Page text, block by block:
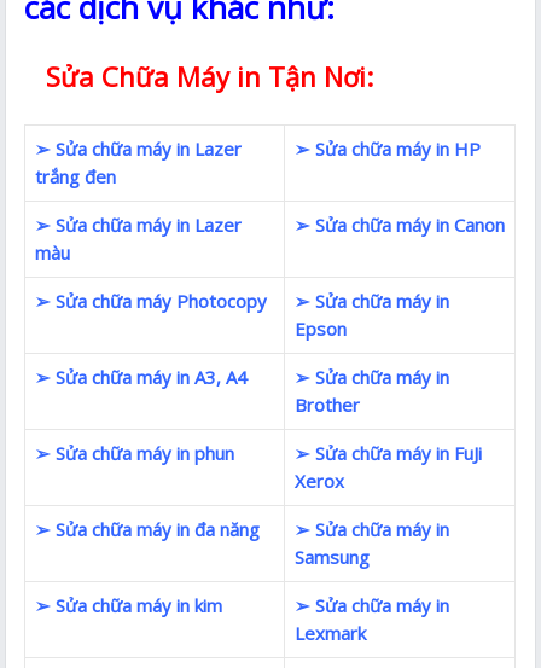
Sửa Chữa Máy in Tận Nơi:
➢ Sửa chữa máy in Lazer
trắng đen
➢ Sửa chữa máy in HP
➢ Sửa chữa máy in Lazer
màu
➢ Sửa chữa máy in Canon
➢ Sửa chữa máy Photocopy
➢ Sửa chữa máy in
Epson
➢ Sửa chữa máy in A3, A4
➢ Sửa chữa máy in
Brother
➢ Sửa chữa máy in phun
➢ Sửa chữa máy in FuJi
Xerox
➢ Sửa chữa máy in đa năng
➢ Sửa chữa máy in
Samsung
➢ Sửa chữa máy in kim
➢ Sửa chữa máy in
Lexmark